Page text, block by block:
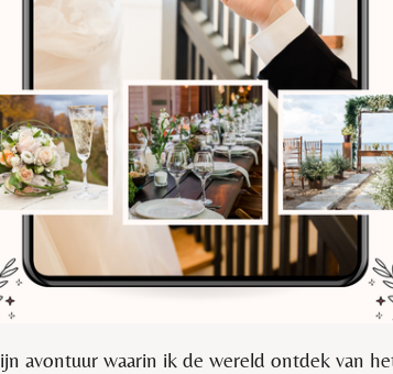
avontuur waarin ik de wereld ontdek van